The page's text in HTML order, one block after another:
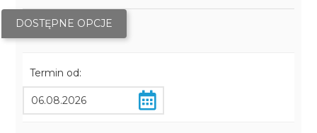
DOSTĘPNE OPCJE
Termin od: